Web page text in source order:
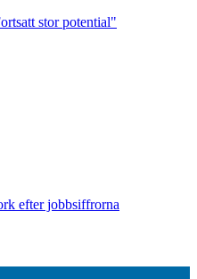
stor potential"
efter jobbsiffrorna